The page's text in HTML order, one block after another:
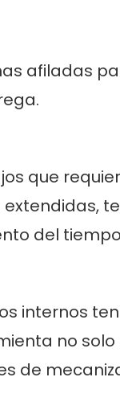
afiladas
que
del
internos
no
de